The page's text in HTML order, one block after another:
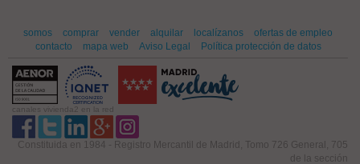
somos comprar vender alquilar localízanos
ofertas de empleo
contacto
mapa web Aviso Legal Política protección de datos
canales vivienda2 en la red
Constituida en 1984 - Registro Mercantil de Madrid, Tomo 726 General, 705
de la sección